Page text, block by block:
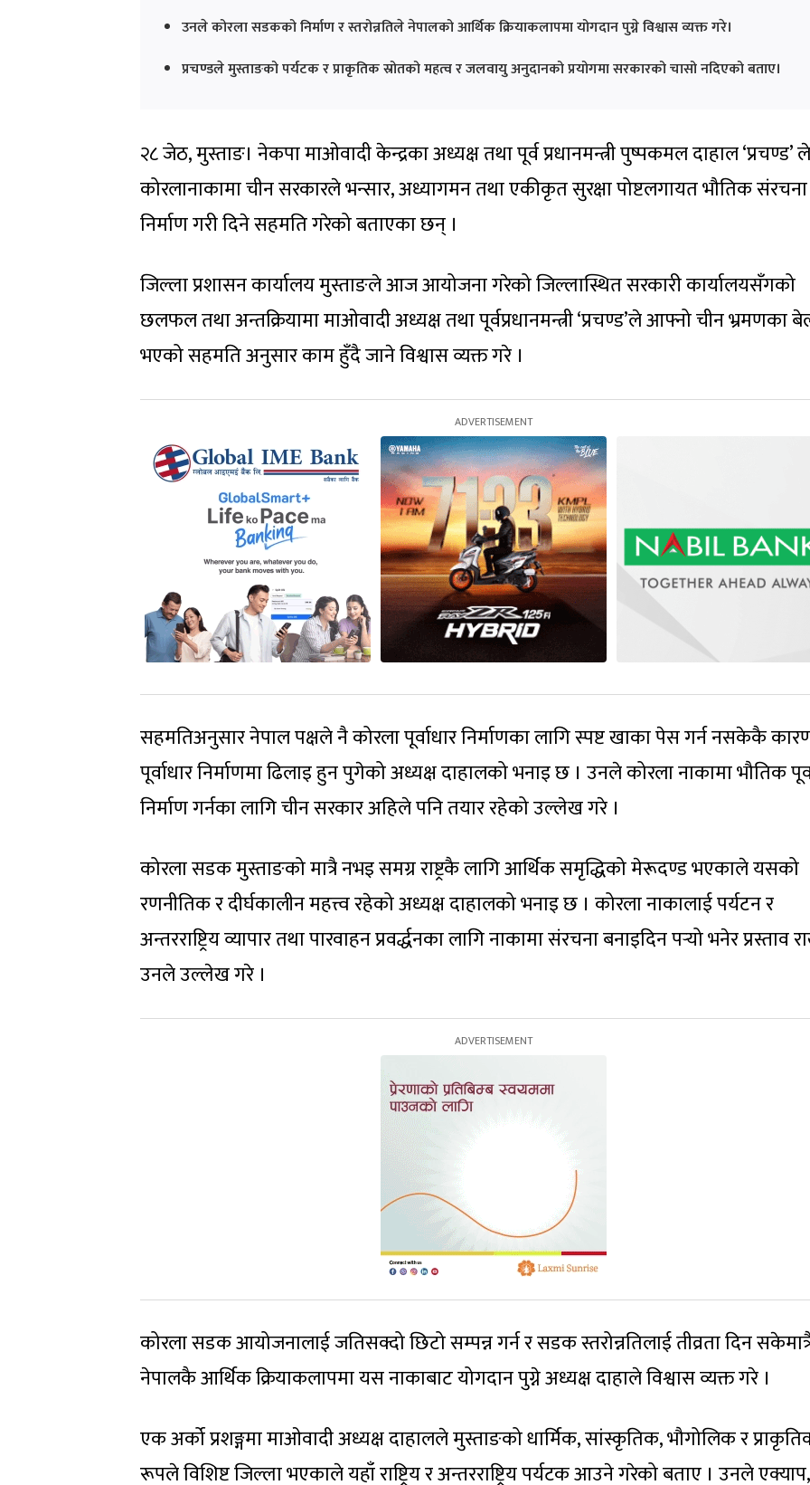
उनले कोरला सडकको निर्माण र स्तरोन्नतिले नेपालको आर्थिक क्रियाकलापमा योगदान पुग्ने विश्वास व्यक्त गरे।
प्रचण्डले मुस्ताङको पर्यटक र प्राकृतिक स्रोतको महत्व र जलवायु अनुदानको प्रयोगमा सरकारको चासो नदिएको बताए।
२८ जेठ, मुस्ताङ। नेकपा माओवादी केन्द्रका अध्यक्ष तथा पूर्व प्रधानमन्त्री पुष्पकमल दाहाल ‘प्रचण्ड’ ले
कोरलानाकामा चीन सरकारले भन्सार, अध्यागमन तथा एकीकृत सुरक्षा पोष्टलगायत भौतिक संरचना
निर्माण गरी दिने सहमति गरेको बताएका छन् ।
जिल्ला प्रशासन कार्यालय मुस्ताङले आज आयोजना गरेको जिल्लास्थित सरकारी कार्यालयसँगको
छलफल तथा अन्तक्रियामा माओवादी अध्यक्ष तथा पूर्वप्रधानमन्त्री ‘प्रचण्ड’ले आफ्नो चीन भ्रमणका
भएको सहमति अनुसार काम हुँदै जाने विश्वास व्यक्त गरे ।
सहमतिअनुसार नेपाल पक्षले नै कोरला पूर्वाधार निर्माणका लागि स्पष्ट खाका पेस गर्न नसकेकै
पूर्वाधार निर्माणमा ढिलाइ हुन पुगेको अध्यक्ष दाहालको भनाइ छ । उनले कोरला नाकामा भौतिक
निर्माण गर्नका लागि चीन सरकार अहिले पनि तयार रहेको उल्लेख गरे ।
कोरला सडक मुस्ताङको मात्रै नभइ समग्र राष्ट्रकै लागि आर्थिक समृद्धिको मेरूदण्ड भएकाले यसको
रणनीतिक र दीर्घकालीन महत्त्व रहेको अध्यक्ष दाहालको भनाइ छ । कोरला नाकालाई पर्यटन र
अन्तरराष्ट्रिय व्यापार तथा पारवाहन प्रवर्द्धनका लागि नाकामा संरचना बनाइदिन पर्‍यो भनेर प्रस्ताव
उनले उल्लेख गरे ।
कोरला सडक आयोजनालाई जतिसक्दो छिटो सम्पन्न गर्न र सडक स्तरोन्नतिलाई तीव्रता दिन
नेपालकै आर्थिक क्रियाकलापमा यस नाकाबाट योगदान पुग्ने अध्यक्ष दाहाले विश्वास व्यक्त गरे ।
एक अर्को प्रशङ्गमा माओवादी अध्यक्ष दाहालले मुस्ताङको धार्मिक, सांस्कृतिक, भौगोलिक र
रूपले विशिष्ट जिल्ला भएकाले यहाँ राष्ट्रिय र अन्तरराष्ट्रिय पर्यटक आउने गरेको बताए । उनले एक्याप,